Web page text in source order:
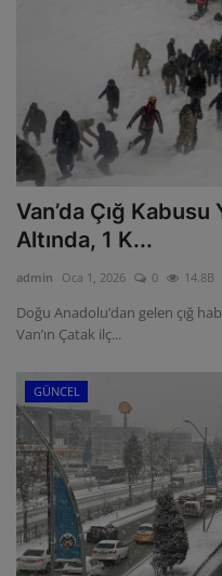
Van’da Çığ
Altında, 1 K...
admin Oca 1, 2026 0 14.8B
Doğu Anadolu’dan gelen çığ
Van’ın Çatak ilç...
GÜNCEL